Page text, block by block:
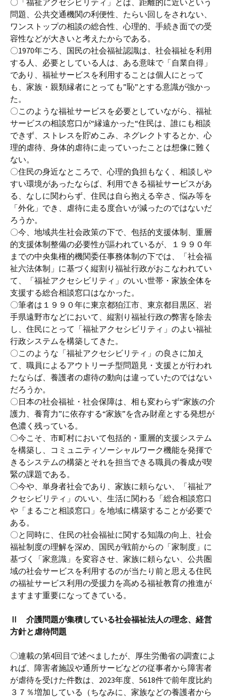
〇「福祉アクセシビリティ」とは、距離的に近いという
問題、公共交通機関の利便性、たらい回しをされない、
ワンストップの相談の総合性、心理的、手続き面での受
容性などが大きいと考えたからである。
〇1970年ごろ、国民の社会福祉認識は、社会福祉を利用
する人、必要としている人は、ある意味で「自業自得」
であり、福祉サービスを利用することは個人にとって
も、家族・親類縁者にとっても”恥”とする意識が強かっ
た。
〇このような福祉サービスを必要としていながら、福祉
サービスの相談窓口が“縁遠かった“住民は、誰にも相談
できず、ストレスを貯めこみ、ネグレクトするとか、心
理的虐待、身体的虐待に走っていったことは想像に難く
ない。
〇住民の身近なところで、心理的負担もなく、相談しや
すい環境があったならば、利用できる福祉サービスがあ
る、なしに関わらず、住民は自ら抱える辛さ、悩み等を
「外化」でき、虐待に走る度合いが減ったのではないだ
ろうか。
〇今、地域共生社会政策の下で、包括的支援体制、重層
的支援体制整備の必要性が謳われているが、１９９０年
までの中央集権的機関委任事務体制の下では、「社会福
祉六法体制」に基づく縦割り福祉行政がおこなわれてい
て、「福祉アクセシビリティ」のいい世帯・家族全体を
支援する総合相談窓口はなかった。
〇筆者は１９９０年に東京都狛江市、東京都目黒区、岩
手県遠野市などにおいて、縦割り福祉行政の弊害を除去
し、住民にとって「福祉アクセシビリティ」のよい福祉
行政システムを構築してきた。
〇このような「福祉アクセシビリティ」の良さに加え
て、職員によるアウトリーチ型問題見・支援とが行われ
たならば、養護者の虐待の動向は違っていたのではない
だろうか。
〇日本の社会福祉・社会保障は、相も変わらず“家族の介
護力、養育力”に依存する“家族”を含み財産とする発想が
色濃く残っている。
〇今こそ、市町村において包括的・重層的支援システム
を構築し、コミュニティソーシャルワーク機能を発揮で
きるシステムの構築とそれを担当できる職員の養成が喫
緊の課題である。
〇今や、単身者社会であり、家族に頼らない、「福祉ア
クセシビリティ」のいい、生活に関わる「総合相談窓口
や「まるごと相談窓口」を地域に構築することが必要で
ある。
〇と同時に、住民の社会福祉に関する知識の向上、社会
福祉制度の理解を深め、国民が戦前からの「家制度」に
基づく「家意識」を変容させ、家族に頼らない、公共圏
域の社会サービスを利用するのが当たり前と思える住民
の福祉サービス利用の受援力を高める福祉教育の推進が
ますます重要になってきている。
Ⅱ 介護問題が集積している社会福祉法人の理念、経営
方針と虐待問題
〇連載の第4回目で述べましたが、厚生労働省の調査によ
れば、障害者施設や通所サービなどの従事者から障害者
が虐待を受けた件数は、2023年度、5618件で前年度比約
３７％増加している（ちなみに、家族などの養護者から